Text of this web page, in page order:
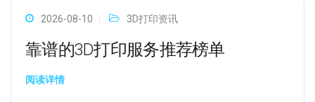
2026-08-10 3D打印资讯
靠谱的3D打印服务推荐榜单
阅读详情